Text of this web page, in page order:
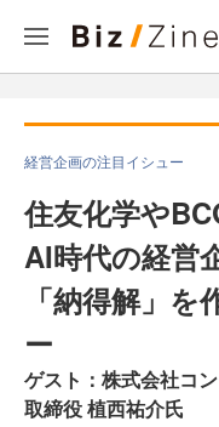
経営企画の注目イシュー
住友化学や
AI時代の経
「納得解」
ー
ゲスト：株式会社コ
取締役 植西祐介氏